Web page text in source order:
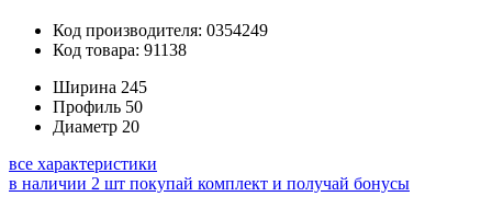
Код производителя: 0354249
Код товара: 91138
Ширина 245
Профиль 50
Диаметр 20
все характеристики
в наличии 2 шт покупай комплект и получай бонусы